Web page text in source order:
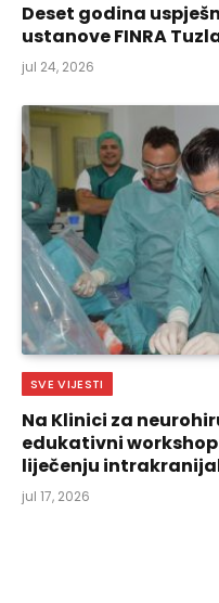
Deset godina
ustanove FINRA
jul 24, 2026
SVE VIJESTI
Na Klinici za
edukativni workshop
liječenju
jul 17, 2026